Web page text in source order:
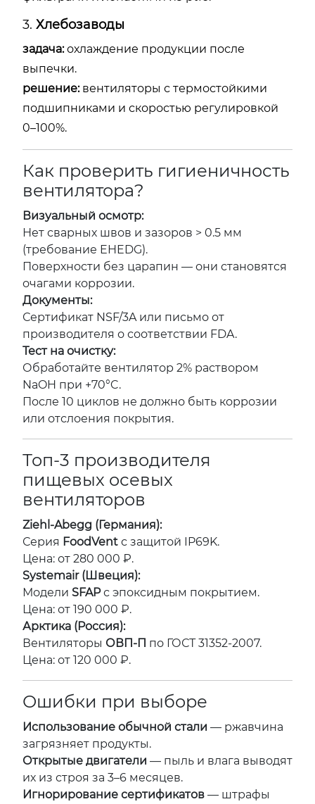
3. Хлебозаводы
задача:охлаждение продукции после
выпечки.
решение:вентиляторы с термостойкими
подшипниками и скоростью регулировкой
0–100%.
Как проверить гигиеничность
вентилятора?
Визуальный осмотр:
Нет сварных швов и зазоров > 0.5 мм
(требование EHEDG).
Поверхности без царапин — они становятся
очагами коррозии.
Документы:
Сертификат NSF/3A или письмо от
производителя о соответствии FDA.
Тест на очистку:
Обработайте вентилятор 2% раствором
NaOH при +70°C.
После 10 циклов не должно быть коррозии
или отслоения покрытия.
Топ-3 производителя
пищевых осевых
вентиляторов
Ziehl-Abegg (Германия):
Серия FoodVent с защитой IP69K.
Цена: от 280 000 ₽.
Systemair (Швеция):
Модели SFAPс эпоксидным покрытием.
Цена: от 190 000 ₽.
Арктика (Россия):
Вентиляторы ОВП-П по ГОСТ 31352-2007.
Цена: от 120 000 ₽.
Ошибки при выборе
Использование обычной стали — ржавчина
загрязняет продукты.
Открытые двигатели — пыль и влага выводят
их из строя за 3–6 месяцев.
Игнорирование сертификатов — штрафы